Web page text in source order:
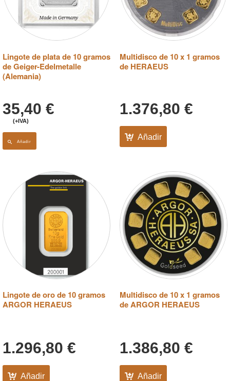
Lingote de plata de 10 gramos
de Geiger-Edelmetalle
(Alemania)
35,40 €
(+IVA)
Añadir
Multidisco de 10 x 1 gramos
de HERAEUS
1.376,80 €
Añadir
Lingote de oro de 10 gramos
ARGOR HERAEUS
1.296,80 €
Añadir
Multidisco de 10 x 1 gramos
de ARGOR HERAEUS
1.386,80 €
Añadir